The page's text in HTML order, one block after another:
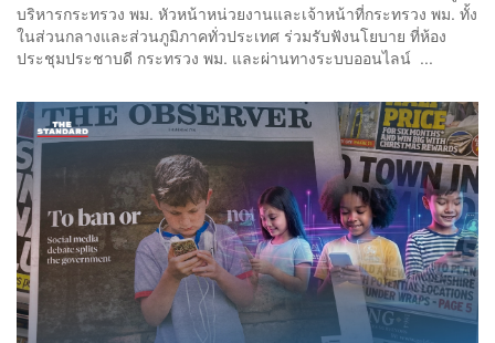
บริหารกระทรวง พม. หัวหน้าหน่วยงานและเจ้าหน้าที่กระทรวง พม. ทั้ง
ในส่วนกลางและส่วนภูมิภาคทั่วประเทศ ร่วมรับฟังนโยบาย ที่ห้อง
ประชุมประชาบดี กระทรวง พม. และผ่านทางระบบออนไลน์ ...